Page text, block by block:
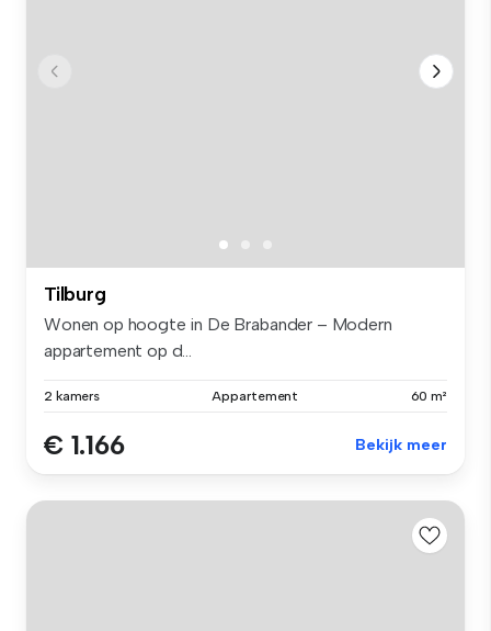
Tilburg
Wonen op hoogte in De Brabander – Modern
appartement op d...
2 kamers Appartement 60 m²
€ 1.166 Bekijk meer